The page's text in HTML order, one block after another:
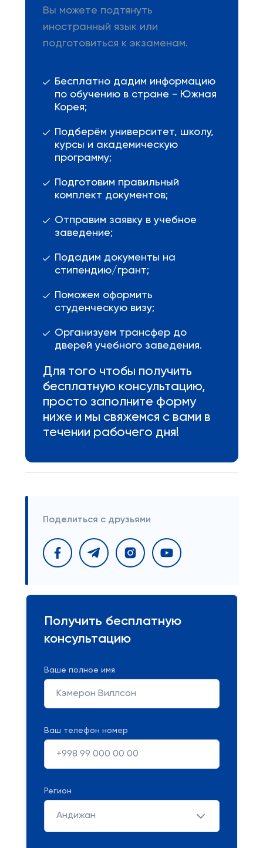
Вы можете подтянуть
иностранный язык или
подготовиться к экзаменам.
Бесплатно дадим информацию
по обучению в стране - Южная
Корея;
Подберём университет, школу,
курсы и академическую
программу;
Подготовим правильный
комплект документов;
Отправим заявку в учебное
заведение;
Подадим документы на
стипендию/грант;
Поможем оформить
студенческую визу;
Организуем трансфер до
дверей учебного заведения.
Для того чтобы получить
бесплатную консультацию,
просто заполните форму
ниже и мы свяжемся с вами в
течении рабочего дня!
Поделиться с друзьями
Получить бесплатную
консультацию
Ваше полное имя
Ваш телефон номер
Регион
Андижан